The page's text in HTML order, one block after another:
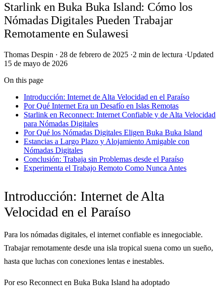
Starlink en Buka Buka Island: Cómo los
Nómadas Digitales Pueden Trabajar
Remotamente en Sulawesi
Thomas Despin · 28 de febrero de 2025 ·2 min de lectura ·Updated
15 de mayo de 2026
On this page
Introducción: Internet de Alta Velocidad en el Paraíso
Por Qué Internet Era un Desafío en Islas Remotas
Starlink en Reconnect: Internet Confiable y de Alta Velocidad
para Nómadas Digitales
Por Qué los Nómadas Digitales Eligen Buka Buka Island
Estancias a Largo Plazo y Alojamiento Amigable con
Nómadas Digitales
Conclusión: Trabaja sin Problemas desde el Paraíso
Experimenta el Trabajo Remoto Como Nunca Antes
Introducción: Internet de Alta
Velocidad en el Paraíso
Para los nómadas digitales, el internet confiable es innegociable.
Trabajar remotamente desde una isla tropical suena como un sueño,
hasta que luchas con conexiones lentas e inestables.
Por eso Reconnect en Buka Buka Island ha adoptado